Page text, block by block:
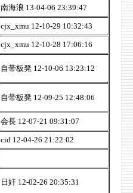
南海浪 13-04-06 23:39:47
cjx_xmu 12-10-29 10:32:43
cjx_xmu 12-10-28 17:06:16
自带板凳 12-10-06 13:23:12
自带板凳 12-09-25 12:48:06
会長 12-07-21 09:31:07
cid 12-04-26 21:22:02
日奸 12-02-26 20:35:31